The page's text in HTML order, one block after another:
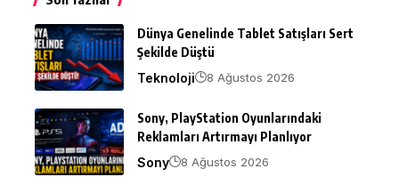
Dünya Genelinde Tablet Satışları Sert
Şekilde Düştü
Teknoloji
8 Ağustos 2026
Sony, PlayStation Oyunlarındaki
Reklamları Artırmayı Planlıyor
Sony
8 Ağustos 2026